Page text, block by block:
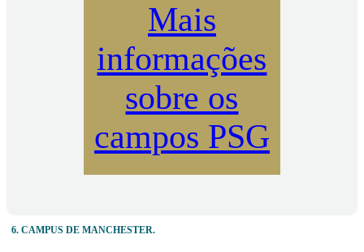
Mais
informações
sobre os
campos PSG
6. CAMPUS DE MANCHESTER.